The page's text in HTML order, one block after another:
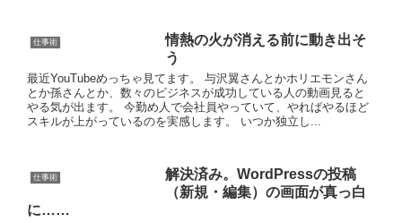
仕事術
情熱の火が消える前に動き出そ
う
最近YouTubeめっちゃ見てます。 与沢翼さんとかホリエモンさん
とか孫さんとか、数々のビジネスが成功している人の動画見ると
やる気が出ます。 今勤め人で会社員やっていて、やればやるほど
スキルが上がっているのを実感します。 いつか独立し...
仕事術
解決済み。WordPressの投稿
（新規・編集）の画面が真っ白
に……